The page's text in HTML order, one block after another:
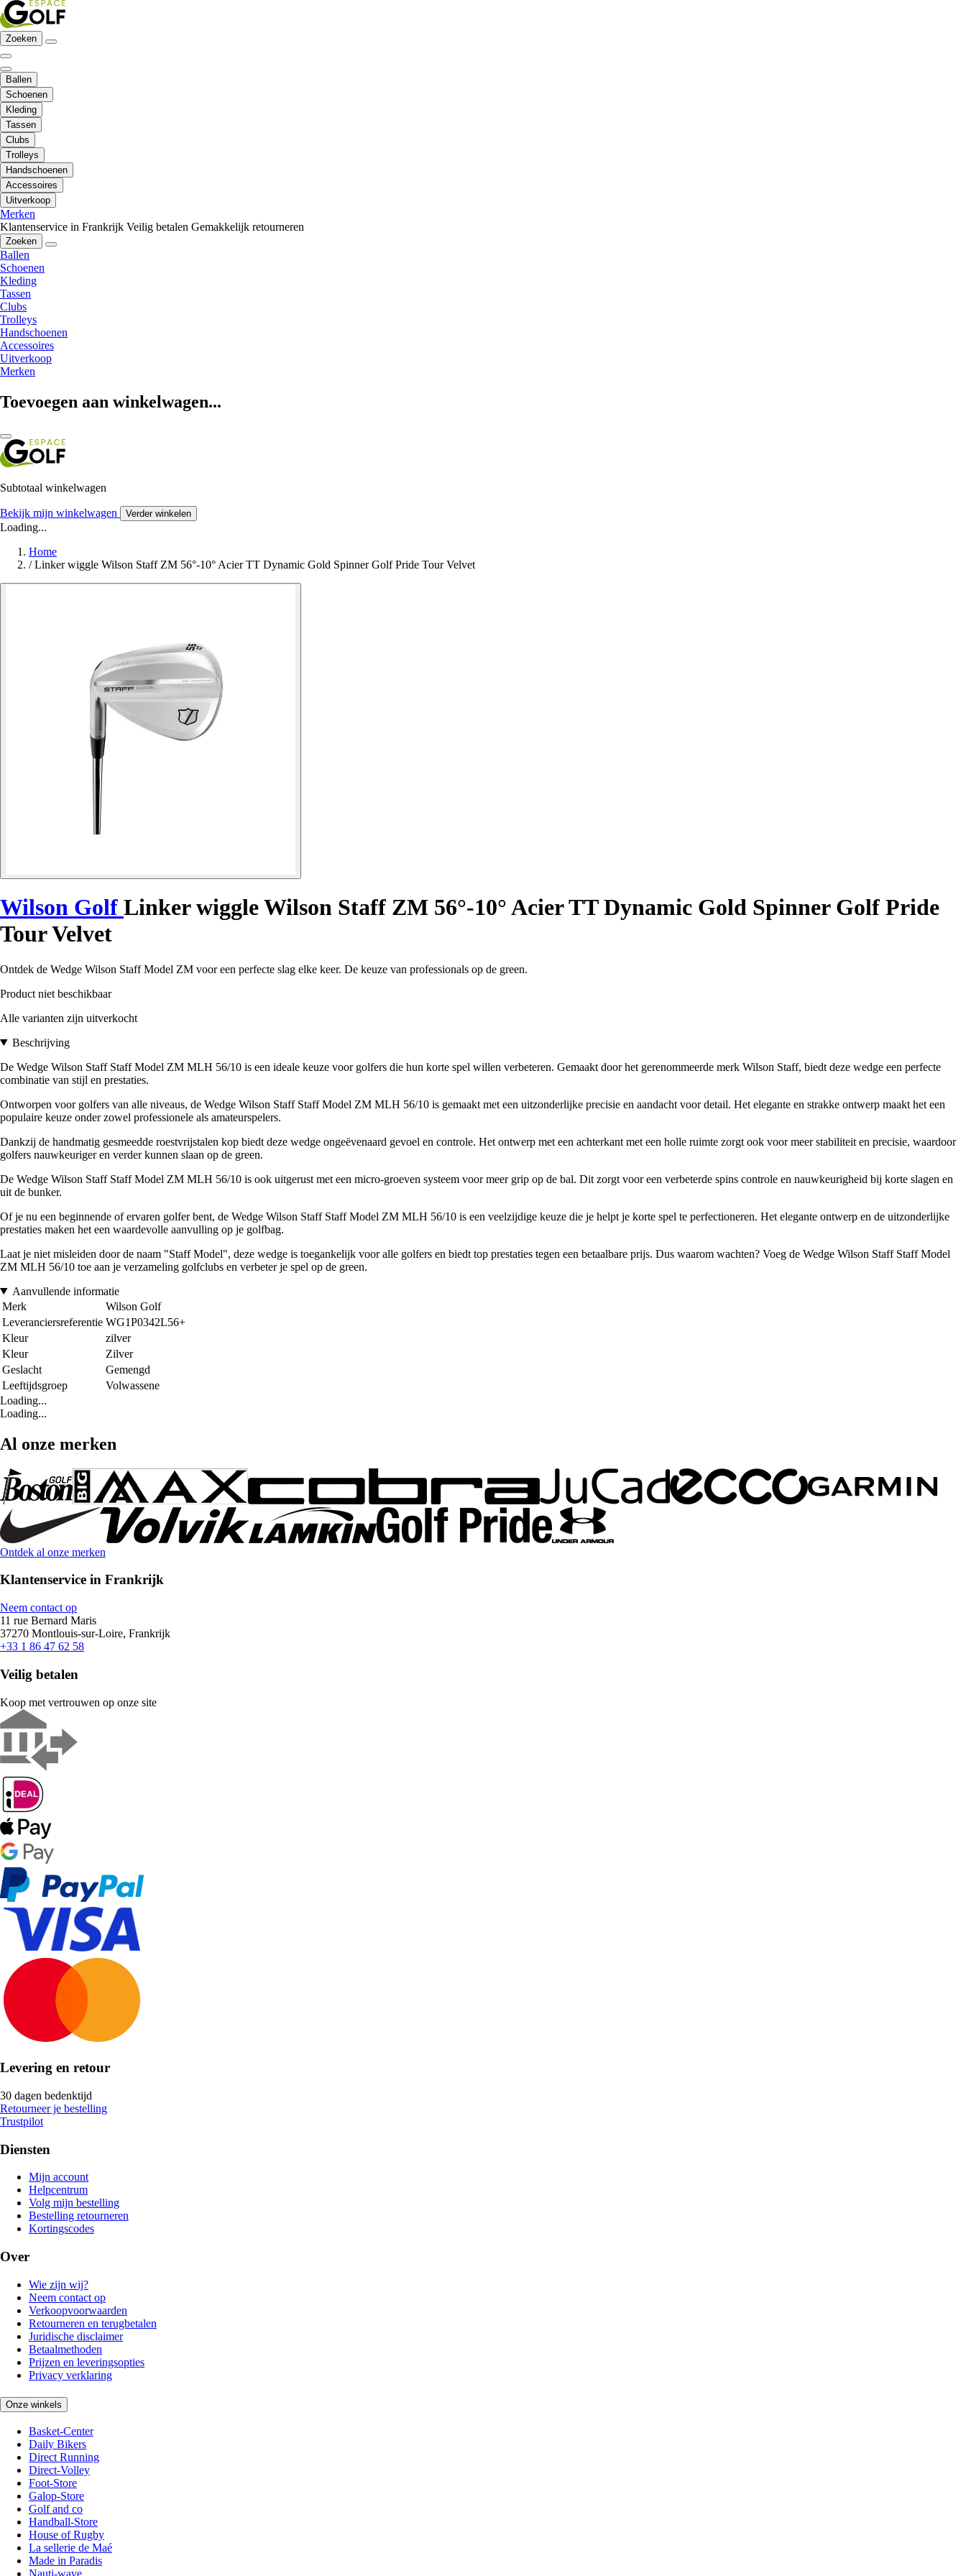
Zoeken
Ballen
Schoenen
Kleding
Tassen
Clubs
Trolleys
Handschoenen
Accessoires
Uitverkoop
Merken
Klantenservice in Frankrijk Veilig betalen Gemakkelijk retourneren
Zoeken
Ballen
Schoenen
Kleding
Tassen
Clubs
Trolleys
Handschoenen
Accessoires
Uitverkoop
Merken
Toevoegen aan winkelwagen...
Subtotaal winkelwagen
Bekijk mijn winkelwagen Verder winkelen
Loading...
Home
/ Linker wiggle Wilson Staff ZM 56°-10° Acier TT Dynamic Gold Spinner Golf Pride Tour Velvet
Wilson Golf Linker wiggle Wilson Staff ZM 56°-10° Acier TT Dynamic Gold Spinner Golf Pride
Tour Velvet
Ontdek de Wedge Wilson Staff Model ZM voor een perfecte slag elke keer. De keuze van professionals op de green.
Product niet beschikbaar
Alle varianten zijn uitverkocht
Beschrijving
De Wedge Wilson Staff Staff Model ZM MLH 56/10 is een ideale keuze voor golfers die hun korte spel willen verbeteren. Gemaakt door het gerenommeerde merk Wilson Staff, biedt deze wedge een perfecte
combinatie van stijl en prestaties.
Ontworpen voor golfers van alle niveaus, de Wedge Wilson Staff Staff Model ZM MLH 56/10 is gemaakt met een uitzonderlijke precisie en aandacht voor detail. Het elegante en strakke ontwerp maakt het een
populaire keuze onder zowel professionele als amateurspelers.
Dankzij de handmatig gesmeedde roestvrijstalen kop biedt deze wedge ongeëvenaard gevoel en controle. Het ontwerp met een achterkant met een holle ruimte zorgt ook voor meer stabiliteit en precisie, waardoor
golfers nauwkeuriger en verder kunnen slaan op de green.
De Wedge Wilson Staff Staff Model ZM MLH 56/10 is ook uitgerust met een micro-groeven systeem voor meer grip op de bal. Dit zorgt voor een verbeterde spins controle en nauwkeurigheid bij korte slagen en
uit de bunker.
Of je nu een beginnende of ervaren golfer bent, de Wedge Wilson Staff Staff Model ZM MLH 56/10 is een veelzijdige keuze die je helpt je korte spel te perfectioneren. Het elegante ontwerp en de uitzonderlijke
prestaties maken het een waardevolle aanvulling op je golfbag.
Laat je niet misleiden door de naam "Staff Model", deze wedge is toegankelijk voor alle golfers en biedt top prestaties tegen een betaalbare prijs. Dus waarom wachten? Voeg de Wedge Wilson Staff Staff Model
ZM MLH 56/10 toe aan je verzameling golfclubs en verbeter je spel op de green.
Aanvullende informatie
Merk
Wilson Golf
Leveranciersreferentie WG1P0342L56+
Kleur
zilver
Kleur
Zilver
Geslacht
Gemengd
Leeftijdsgroep
Volwassene
Loading...
Loading...
Al onze merken
Ontdek al onze merken
Klantenservice in Frankrijk
Neem contact op
11 rue Bernard Maris
37270 Montlouis-sur-Loire, Frankrijk
+33 1 86 47 62 58
Veilig betalen
Koop met vertrouwen op onze site
Levering en retour
30 dagen bedenktijd
Retourneer je bestelling
Trustpilot
Diensten
Mijn account
Helpcentrum
Volg mijn bestelling
Bestelling retourneren
Kortingscodes
Over
Wie zijn wij?
Neem contact op
Verkoopvoorwaarden
Retourneren en terugbetalen
Juridische disclaimer
Betaalmethoden
Prijzen en leveringsopties
Privacy verklaring
Onze winkels
Basket-Center
Daily Bikers
Direct Running
Direct-Volley
Foot-Store
Galop-Store
Golf and co
Handball-Store
House of Rugby
La sellerie de Maé
Made in Paradis